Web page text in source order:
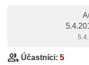
group Účastníci: 5